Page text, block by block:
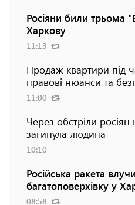
Росіяни били трьома
Харкову
11:13
Продаж квартири під
правові нюанси та
11:00
Через обстріли росіян
загинула людина
10:10
Російська ракета
багатоповерхівку у
08:58